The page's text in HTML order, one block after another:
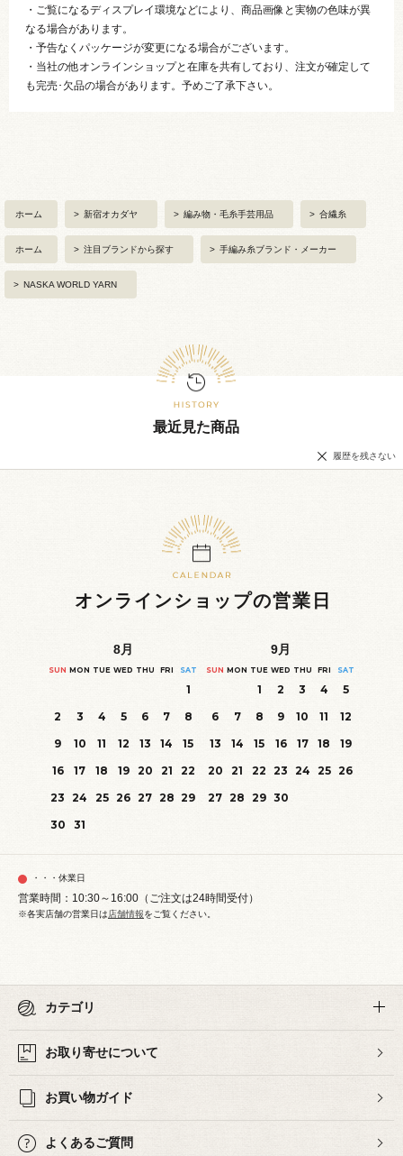
・ご覧になるディスプレイ環境などにより、商品画像と実物の色味が異
なる場合があります。
・予告なくパッケージが変更になる場合がございます。
・当社の他オンラインショップと在庫を共有しており、注文が確定して
も完売･欠品の場合があります。予めご了承下さい。
ホーム > 新宿オカダヤ > 編み物・毛糸手芸用品 > 合繊糸
ホーム > 注目ブランドから探す > 手編み糸ブランド・メーカー
> NASKA WORLD YARN
最近見た商品
履歴を残さない
オンラインショップの営業日
8月
SUN MON TUE WED THU FRI SAT
1
2
3 4 5 6 7
8
9
10 11 12 13 14
15
16
17 18 19 20 21
22
23 24 25 26 27 28 29
30
31
9月
SUN MON TUE WED THU FRI SAT
1 2 3 4
5
6
7 8 9 10 11
12
13
14 15 16 17 18
19
20
21 22 23 24 25 26
27 28 29 30
・・・休業日
営業時間：10:30～16:00（ご注文は24時間受付）
※各実店舗の営業日は店舗情報をご覧ください。
カテゴリ
お取り寄せについて
お買い物ガイド
よくあるご質問